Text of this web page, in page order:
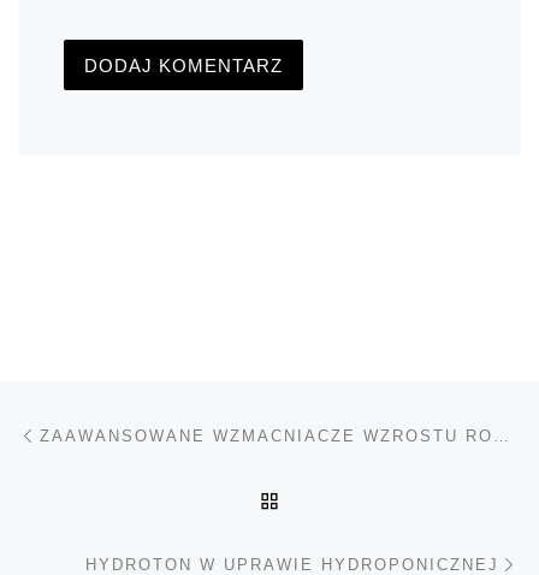
Nawigacja wpisu
HYDROTON W UPRAWIE HYDROPONICZNEJ